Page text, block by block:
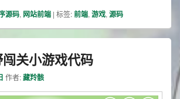
源码, 网站前端 | 标签:前端, 游戏, 源码
关小游戏代码
作者:藏羚骸